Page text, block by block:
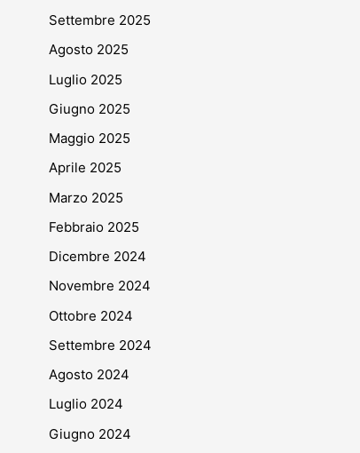
Settembre 2025
Agosto 2025
Luglio 2025
Giugno 2025
Maggio 2025
Aprile 2025
Marzo 2025
Febbraio 2025
Dicembre 2024
Novembre 2024
Ottobre 2024
Settembre 2024
Agosto 2024
Luglio 2024
Giugno 2024